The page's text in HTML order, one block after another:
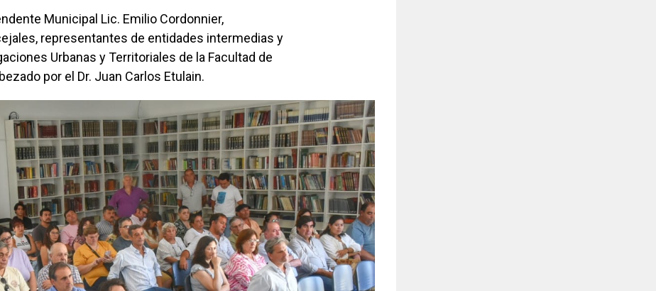
Municipal Lic. Emilio Cordonnier,
representantes de entidades intermedias y
Urbanas y Territoriales de la Facultad de
por el Dr. Juan Carlos Etulain.